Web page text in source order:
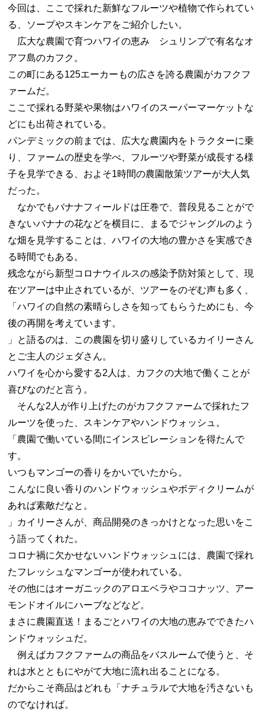
今回は、ここで採れた新鮮なフルーツや植物で作られてい
る、ソープやスキンケアをご紹介したい。
広大な農園で育つハワイの恵み シュリンプで有名なオ
アフ島のカフク。
この町にある125エーカーもの広さを誇る農園がカフクフ
ァームだ。
ここで採れる野菜や果物はハワイのスーパーマーケットな
どにも出荷されている。
パンデミックの前までは、広大な農園内をトラクターに乗
り、ファームの歴史を学べ、フルーツや野菜が成長する様
子を見学できる、およそ1時間の農園散策ツアーが大人気
だった。
なかでもバナナフィールドは圧巻で、普段見ることがで
きないバナナの花などを横目に、まるでジャングルのよう
な畑を見学することは、ハワイの大地の豊かさを実感でき
る時間でもある。
残念ながら新型コロナウイルスの感染予防対策として、現
在ツアーは中止されているが、ツアーをのぞむ声も多く、
「ハワイの自然の素晴らしさを知ってもらうためにも、今
後の再開を考えています。
」と語るのは、この農園を切り盛りしているカイリーさん
とご主人のジェダさん。
ハワイを心から愛する2人は、カフクの大地で働くことが
喜びなのだと言う。
そんな2人が作り上げたのがカフクファームで採れたフ
ルーツを使った、スキンケアやハンドウォッシュ。
「農園で働いている間にインスピレーションを得たんで
す。
いつもマンゴーの香りをかいでいたから。
こんなに良い香りのハンドウォッシュやボディクリームが
あれば素敵だなと。
」カイリーさんが、商品開発のきっかけとなった思いをこ
う語ってくれた。
コロナ禍に欠かせないハンドウォッシュには、農園で採れ
たフレッシュなマンゴーが使われている。
その他にはオーガニックのアロエベラやココナッツ、アー
モンドオイルにハーブなどなど。
まさに農園直送！まるごとハワイの大地の恵みでできたハ
ンドウォッシュだ。
例えばカフクファームの商品をバスルームで使うと、そ
れは水とともにやがて大地に流れ出ることになる。
だからこそ商品はどれも「ナチュラルで大地を汚さないも
のでなければ。